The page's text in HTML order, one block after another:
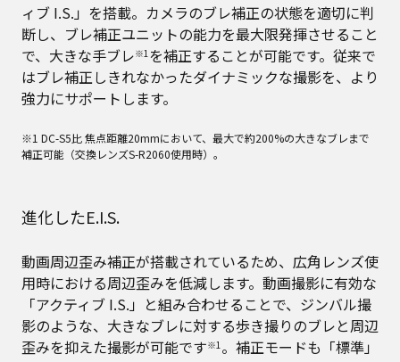
ィブ I.S.」を搭載。カメラのブレ補正の状態を適切に判
断し、ブレ補正ユニットの能力を最大限発揮させること
で、大きな手ブレ※1を補正することが可能です。従来で
はブレ補正しきれなかったダイナミックな撮影を、より
強力にサポートします。
※1 DC-S5比 焦点距離20mmにおいて、最大で約200%の大きなブレまで
補正可能（交換レンズS-R2060使用時）。
進化したE.I.S.
動画周辺歪み補正が搭載されているため、広角レンズ使
用時における周辺歪みを低減します。動画撮影に有効な
「アクティブ I.S.」と組み合わせることで、ジンバル撮
影のような、大きなブレに対する歩き撮りのブレと周辺
歪みを抑えた撮影が可能です※1。補正モードも「標準」